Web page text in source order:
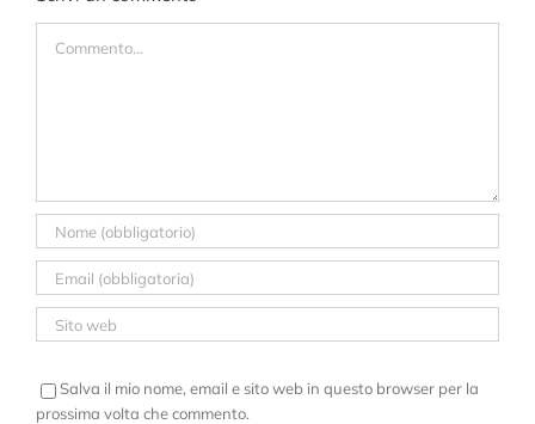
Salva il mio nome, email e sito web in questo browser per la
prossima volta che commento.